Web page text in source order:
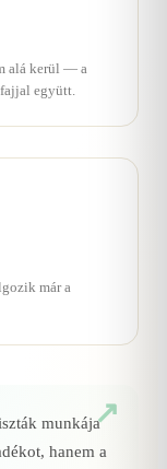
alá kerül — a
együtt.
már a
munkája
hanem a